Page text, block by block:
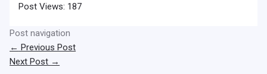
Post Views: 187
Post navigation
← Previous Post
Next Post →